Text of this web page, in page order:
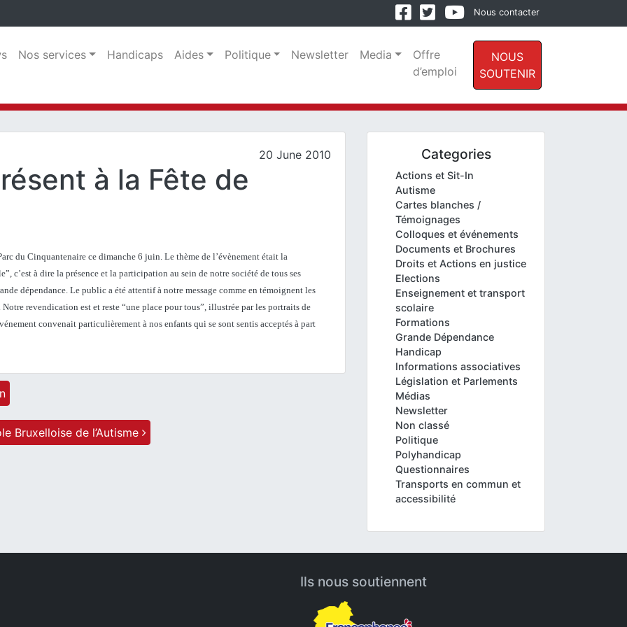
Nous contacter
Nos services Handicaps Aides Politique Newsletter Media
Offre
d’emploi
NOUS
SOUTENIR
20 June 2010
à la Fête de
du Cinquantenaire ce dimanche 6 juin. Le thème de l’évènement était la
c’est à dire la présence et la participation au sein de notre société de tous ses
dépendance. Le public a été attentif à notre message comme en témoignent les
revendication est et reste “une place pour tous”, illustrée par les portraits de
convenait particulièrement à nos enfants qui se sont sentis acceptés à part
Bruxelloise de l’Autisme
Categories
Actions et Sit-In
Autisme
Cartes blanches /
Témoignages
Colloques et événements
Documents et Brochures
Droits et Actions en justice
Elections
Enseignement et transport
scolaire
Formations
Grande Dépendance
Handicap
Informations associatives
Législation et Parlements
Médias
Newsletter
Non classé
Politique
Polyhandicap
Questionnaires
Transports en commun et
accessibilité
Ils nous soutiennent